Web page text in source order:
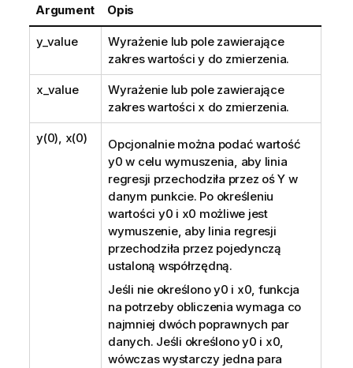
Argument Opis
y_value
Wyrażenie lub pole zawierające
zakres wartości ydo zmierzenia.
x_value
Wyrażenie lub pole zawierające
zakres wartości x do zmierzenia.
y(0), x(0)
Opcjonalnie można podać wartość
y0 w celu wymuszenia, aby linia
regresji przechodziła przez oś Y w
danym punkcie. Po określeniu
wartości y0 i x0 możliwe jest
wymuszenie, aby linia regresji
przechodziła przez pojedynczą
ustaloną współrzędną.
Jeśli nie określonoy0 i x0, funkcja
na potrzeby obliczenia wymaga co
najmniej dwóch poprawnych par
danych. Jeśli określonoy0 i x0,
wówczas wystarczy jedna para